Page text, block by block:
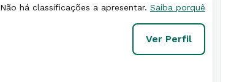
Não há classificações a apresentar. Saiba porquê
Ver Perfil